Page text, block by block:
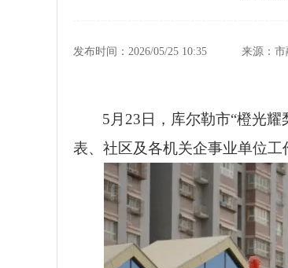
发布时间：2026/05/25 10:35 来源：
5月23日，库尔勒市“橙光
表、社区及各机关企事业单位工